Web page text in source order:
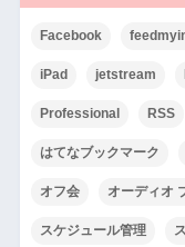
Facebook
iPad jetstream
Professional RSS
はてなブックマーク
オフ会 オーディオ
スケジュール管理